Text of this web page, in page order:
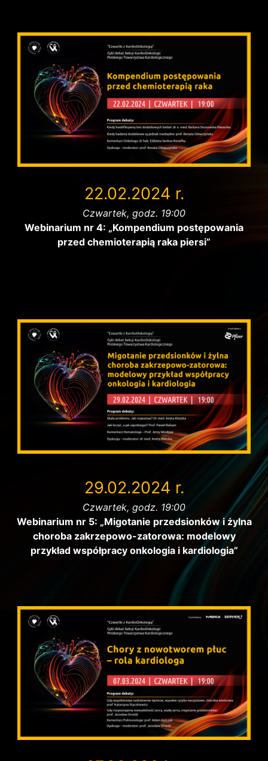
22.02.2024 r.
Czwartek, godz. 19:00
Webinarium nr 4: „Kompendium postępowania
przed chemioterapią raka piersi”
29.02.2024 r.
Czwartek, godz. 19:00
Webinarium nr 5: „Migotanie przedsionków i żylna
choroba zakrzepowo-zatorowa: modelowy
przykład współpracy onkologia i kardiologia”